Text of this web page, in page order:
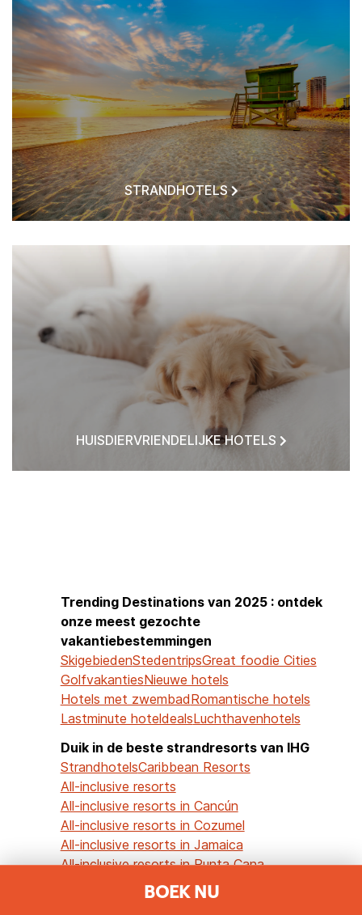
BOEK NU
STRANDHOTELS
HUISDIERVRIENDELIJKE HOTELS
Trending Destinations van 2025 : ontdek
onze meest gezochte
vakantiebestemmingen
SkigebiedenStedentripsGreat foodie Cities
GolfvakantiesNieuwe hotels
Hotels met zwembadRomantische hotels
Lastminute hoteldealsLuchthavenhotels
Duik in de beste strandresorts van IHG
StrandhotelsCaribbean Resorts
All-inclusive resorts
All-inclusive resorts in Cancún
All-inclusive resorts in Cozumel
All-inclusive resorts in Jamaica
All-inclusive resorts in Punta Cana
Familieplezier en buitenavontuur